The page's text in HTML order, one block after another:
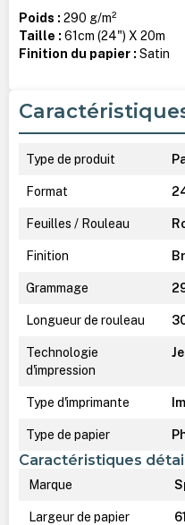
Poids : 290 g/m²
Taille : 61cm (24") X 20m
Finition du papier : Satin
Type de produit
Format
Feuilles / Rouleau
Finition
Grammage
Longueur de rouleau
Technologie
d'impression
Type d'imprimante
Type de papier
Caractéristiques
Marque
Largeur de papier